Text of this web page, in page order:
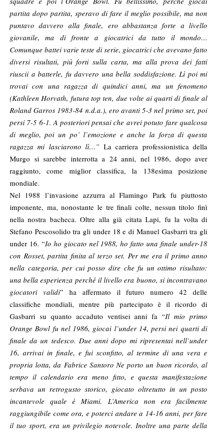
partita dopo partita, speravo di fare il meglio possibile, ma non
puntavo davvero alla finale, ero abbastanza forte a livello
giovanile, ma di fronte a giocatrici da tutto il mondo…
Comunque battei varie teste di serie, giocatrici che avevano fatto
diversi risultati, più forti sulla carta, ma alla prova dei fatti
riuscii a batterle, fu davvero una bella soddisfazione. Lì poi mi
trovai con una ragazza di quindici anni, ma un fenomeno
(Kathleen Horvath, futura top ten, due volte ai quarti di finale al
Roland Garros 1983-84 n.d.a.), ero avanti 5-3 nel primo set, poi
persi 7-5 6-1. A posteriori pensai che avrei potuto fare qualcosa
di meglio, poi un po’ l’emozione e anche la forza di questa
ragazza mi lasciarono lì…” La carriera professionistica della
Murgo si sarebbe interrotta a 24 anni, nel 1986, dopo aver
raggiunto, come miglior classifica, la 138esima posizione
mondiale.
Nel 1988 l’invasione azzurra al Flamingo Park fu piuttosto
imponente, ma, nonostante le tre finali colte, nessun titolo finì
nella nostra bacheca. Oltre alla già citata Lapi, fu la volta di
Stefano Pescosolido tra gli under 18 e di Manuel Gasbarri tra gli
under 16. “Io ho giocato nel 1988, ho fatto una finale under-18
con Rosset, partita finita al terzo set. Per me era il primo anno
nella categoria, per cui posso dire che fu un ottimo risultato:
una bella esperienza perché il livello era buono, si incontravano
giocatori validi” ha affermato il futuro numero 42 delle
classifiche mondiali, mentre più partecipato è il ricordo di
Gasbarri su quanto accaduto ventisei anni fa “Il mio primo
Orange Bowl fu nel 1986, giocai l’under 14, persi nei quarti di
finale da un tedesco. Due anni dopo mi ripresentai nell’under
16, arrivai in finale, e fui sconfitto, al termine di una vera e
propria lotta, da Fabrice Santoro Ne porto un buon ricordo, al
tempo il calendario era meno fitto, e questa manifestazione
serbava un retrogusto storico, giocato oltretutto in un posto
incantevole quale è Miami. L’America non era facilmente
raggiungibile come ora, e poterci andare a 14-16 anni, per fare
il tuo sport, era un privilegio notevole. Inoltre una parte della